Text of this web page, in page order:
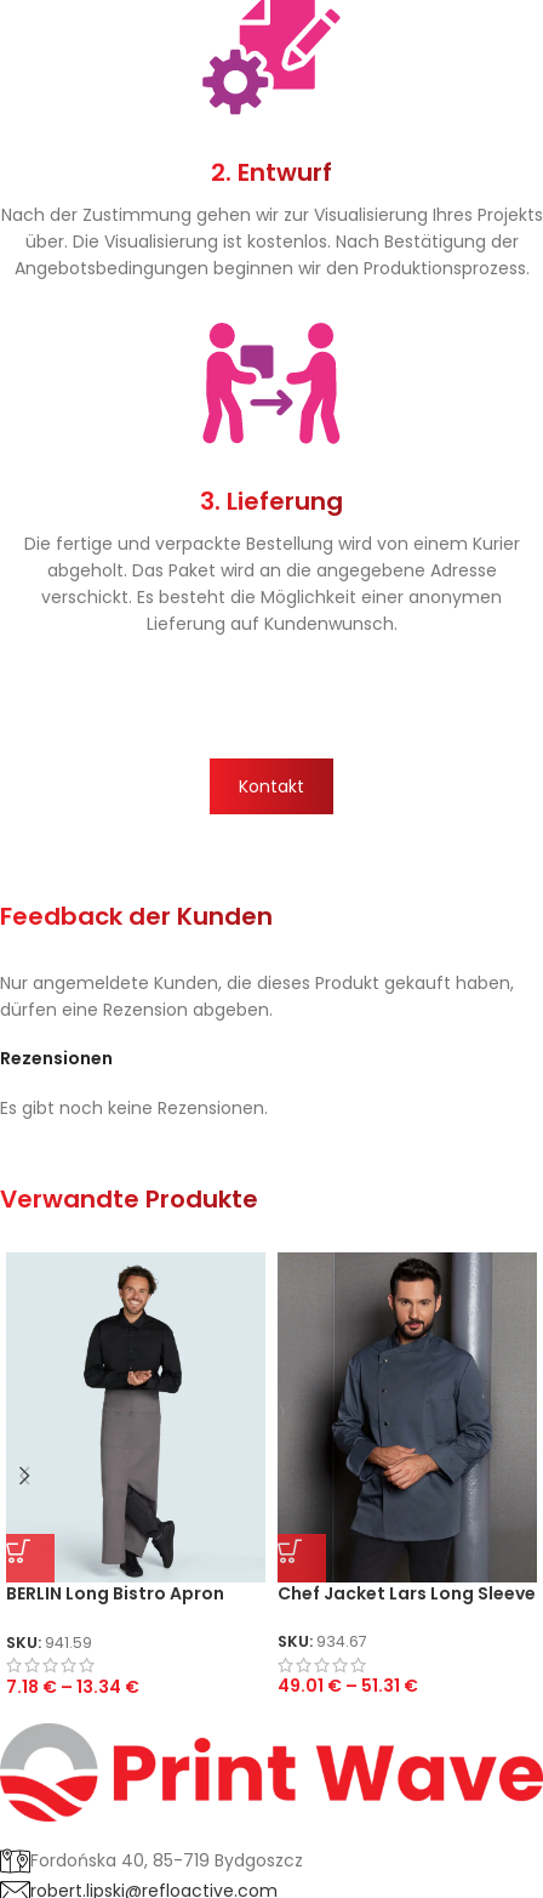
2. Entwurf
Nach der Zustimmung gehen wir zur Visualisierung Ihres Projekts
über. Die Visualisierung ist kostenlos. Nach Bestätigung der
Angebotsbedingungen beginnen wir den Produktionsprozess.
3. Lieferung
Die fertige und verpackte Bestellung wird von einem Kurier
abgeholt. Das Paket wird an die angegebene Adresse
verschickt. Es besteht die Möglichkeit einer anonymen
Lieferung auf Kundenwunsch.
Kontakt
Feedback der Kunden
Rezensionen
Es gibt noch keine Rezensionen.
Nur angemeldete Kunden, die dieses Produkt gekauft haben,
dürfen eine Rezension abgeben.
Verwandte Produkte
BERLIN Long Bistro Apron
SKU: 941.59
7.18 € – 13.34 €
Chef Jacket Lars Long Sleeve
SKU: 934.67
49.01 € – 51.31 €
Fordońska 40, 85-719 Bydgoszcz
robert.lipski@refloactive.com